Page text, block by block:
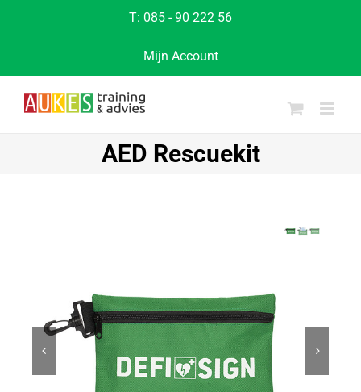
T: 085 - 90 222 56
Mijn Account
AED Rescuekit
 